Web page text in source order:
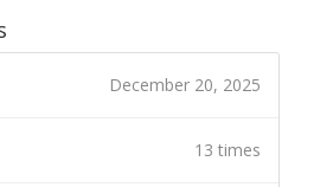
December 20, 2025
13 times